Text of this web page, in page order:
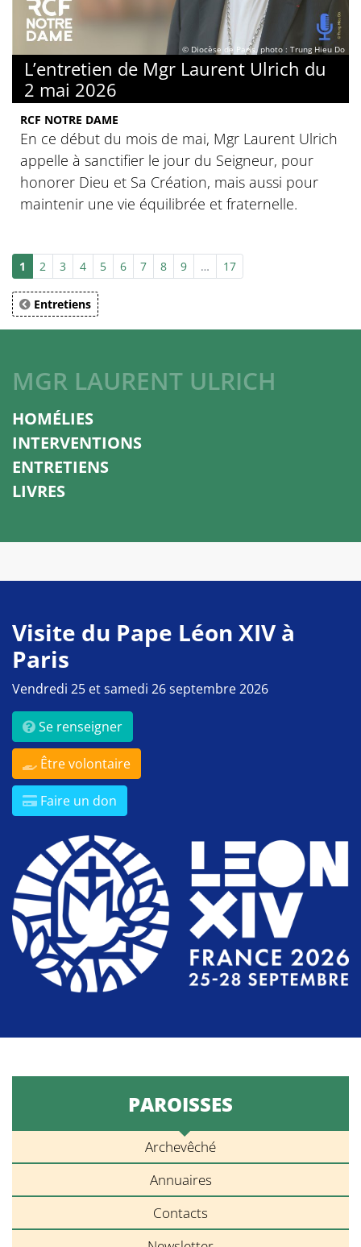
© Diocèse de Paris, photo : Trung Hieu Do
L’entretien de Mgr Laurent Ulrich du
2 mai 2026
RCF NOTRE DAME
En ce début du mois de mai, Mgr Laurent Ulrich
appelle à sanctifier le jour du Seigneur, pour
honorer Dieu et Sa Création, mais aussi pour
maintenir une vie équilibrée et fraternelle.
1 2 3 4 5 6 7 8 9 … 17
Entretiens
MGR LAURENT ULRICH
HOMÉLIES
INTERVENTIONS
ENTRETIENS
LIVRES
Visite du Pape Léon XIV à
Paris
Vendredi 25 et samedi 26 septembre 2026
Se renseigner
Être volontaire
Faire un don
PAROISSES
Archevêché
Annuaires
Contacts